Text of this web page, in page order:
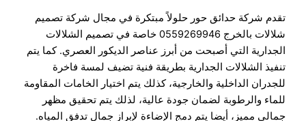
تقدم شركة حدائق حور حلولاً مبتكرة في مجال شركة تصميم
شلالات بالخرج 0559269946 خاصة في تصميم الشلالات
الجدارية التي أصبحت من أبرز عناصر الديكور العصري. كما يتم
تنفيذ الشلالات الجدارية بطريقة فنية تضيف لمسة فاخرة
للجدران الداخلية والخارجية، كذلك يتم اختيار الخامات المقاومة
للماء والرطوبة لضمان جودة عالية، لذلك يتم تحقيق مظهر
جمالي مميز، أيضا يتم دمج الإضاءة لإبراز جمال تدفق المياه.